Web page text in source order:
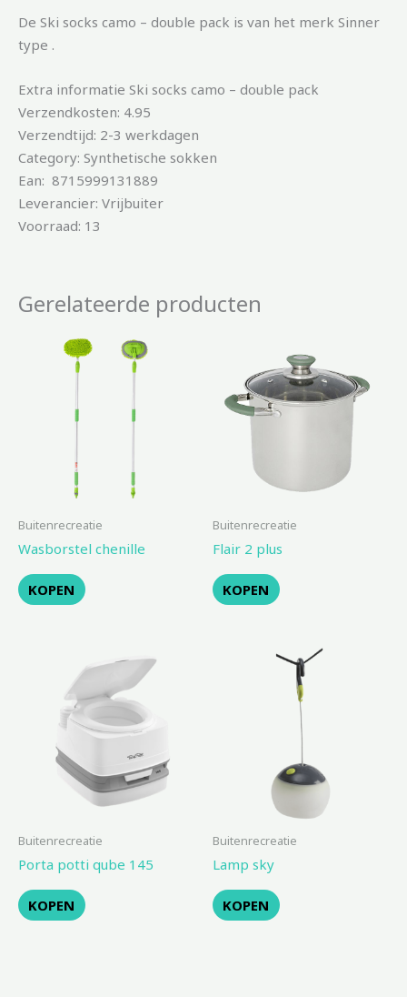
De Ski socks camo – double pack is van het merk Sinner
type .
Extra informatie Ski socks camo – double pack
Verzendkosten: 4.95
Verzendtijd: 2-3 werkdagen
Category: Synthetische sokken
Ean: 8715999131889
Leverancier: Vrijbuiter
Voorraad: 13
Gerelateerde producten
Buitenrecreatie
Wasborstel chenille
KOPEN
Buitenrecreatie
Flair 2 plus
KOPEN
Buitenrecreatie
Porta potti qube 145
KOPEN
Buitenrecreatie
Lamp sky
KOPEN